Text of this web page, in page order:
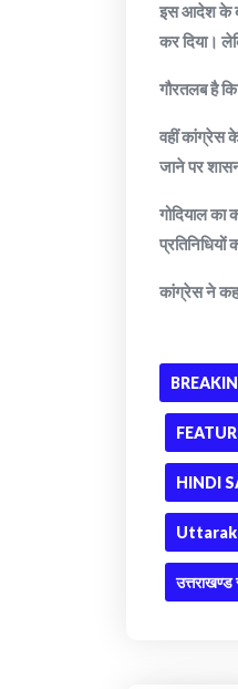
इस आदेश के
कर दिया।
गौरतलब है
वहीं कांग्रेस के
जाने पर
गोदियाल का
प्रतिनिधियों
कांग्रेस ने
HINDI